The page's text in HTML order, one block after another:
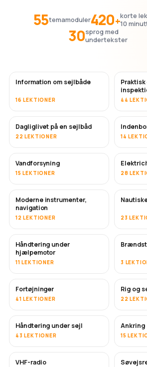
55temamoduler420+korte
10
30sprog med
undertekster
Information om sejlbåde
16 LEKTIONER 44
Dagliglivet på en sejlbåd
22 LEKTIONER 14
Vandforsyning
15 LEKTIONER 28
Moderne instrumenter,
navigation
12 LEKTIONER 23
Håndtering under
hjælpemotor
11 LEKTIONER 3
Fortøjninger
41 LEKTIONER
Rig og
22
Håndtering under sejl
43 LEKTIONER
Ankring
15
VHF-radio